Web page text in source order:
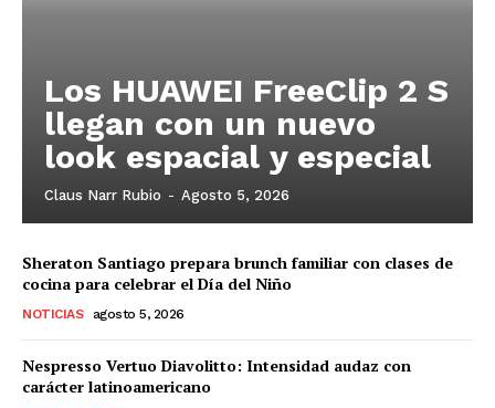
Los HUAWEI FreeClip 2 S
llegan con un nuevo
look espacial y especial
Claus Narr Rubio - Agosto 5, 2026
Sheraton Santiago prepara brunch familiar con clases de
cocina para celebrar el Día del Niño
NOTICIAS agosto 5, 2026
Nespresso Vertuo Diavolitto: Intensidad audaz con
carácter latinoamericano